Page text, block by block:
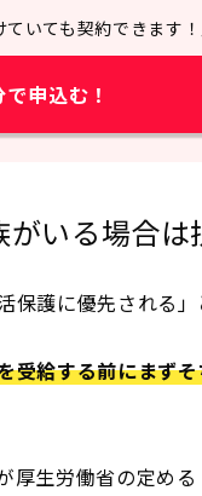
いても契約できます
で申込む！
いる場合
護に優先される」
受給する前にまず
厚生労働省の定め